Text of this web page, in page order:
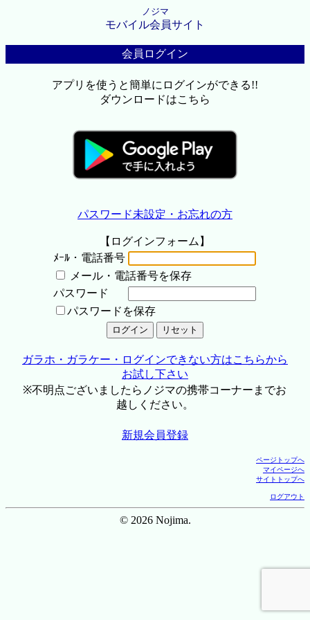
ノジマ
モバイル会員サイト
会員ログイン
アプリを使うと簡単にログインができる!!
ダウンロードはこちら
パスワード未設定・お忘れの方
【ログインフォーム】
ﾒｰﾙ・電話番号
メール・電話番号を保存
パスワード
パスワードを保存
ガラホ・ガラケー・ログインできない方はこちらから
お試し下さい
※不明点ございましたらノジマの携帯コーナーまでお
越しください。
新規会員登録
ページトップへ
マイページへ
サイトトップへ
ログアウト
© 2026 Nojima.